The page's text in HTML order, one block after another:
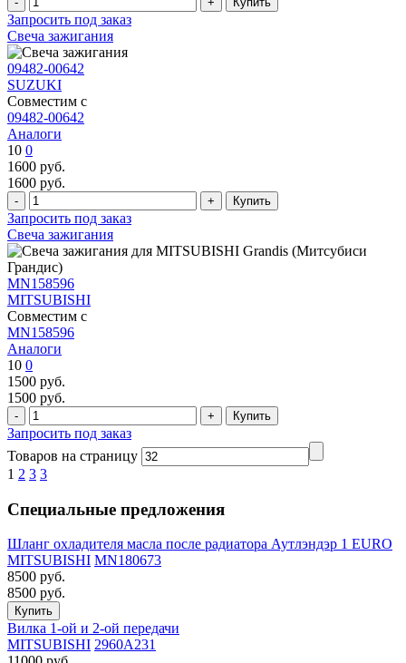
Запросить под заказ
Свеча зажигания
09482-00642
SUZUKI
Совместим с
09482-00642
Аналоги
10 0
1600 руб.
1600 руб.
Запросить под заказ
Свеча зажигания
MN158596
MITSUBISHI
Совместим с
MN158596
Аналоги
10 0
1500 руб.
1500 руб.
Запросить под заказ
Товаров на страницу
1 2 3 3
Специальные предложения
Шланг охладителя масла после радиатора Аутлэндэр 1 EURO
MITSUBISHI MN180673
8500 руб.
8500 руб.
Вилка 1-ой и 2-ой передачи
MITSUBISHI 2960A231